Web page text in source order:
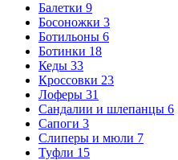
Балетки 9
Босоножки 3
Ботильоны 6
Ботинки 18
Кеды 33
Кроссовки 23
Лоферы 31
Сандалии и шлепанцы 6
Сапоги 3
Слиперы и мюли 7
Туфли 15